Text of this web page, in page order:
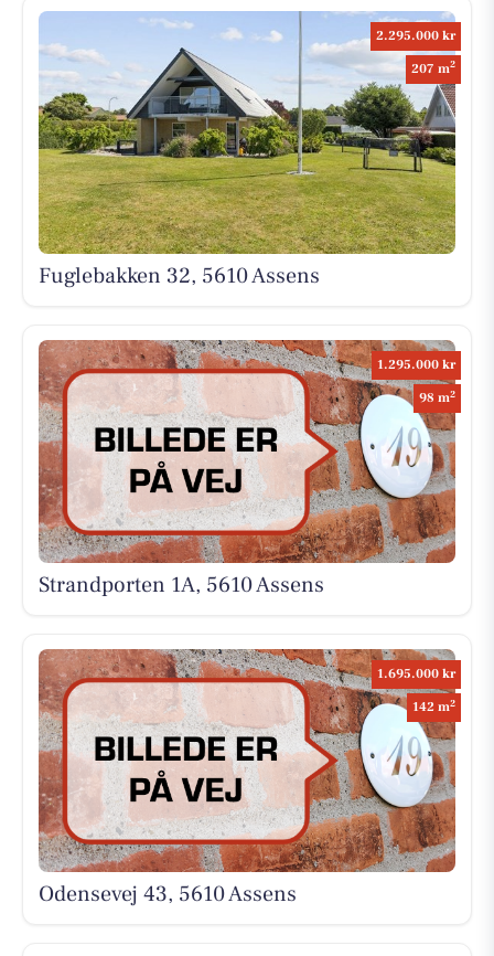
2.295.000 kr
207 m2
Fuglebakken 32, 5610 Assens
1.295.000 kr
98 m2
Strandporten 1A, 5610 Assens
1.695.000 kr
142 m2
Odensevej 43, 5610 Assens